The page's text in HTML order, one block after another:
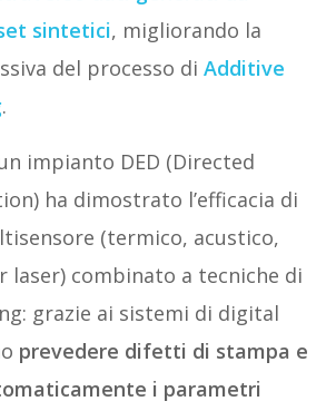
sintetici, migliorando la
del processo diAdditive
.
impianto DED (Directed
ha dimostrato l’efficacia di
(termico, acustico,
laser) combinato a tecniche di
grazie ai sistemi di digital
prevedere difetti di stampa e
i parametri